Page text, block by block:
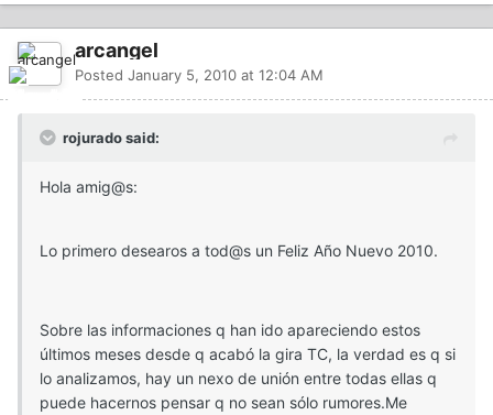
arcangel
Posted January 5, 2010 at 12:04 AM
rojurado said:
Hola amig@s:
Lo primero desearos a tod@s un Feliz Año Nuevo 2010.
Sobre las informaciones q han ido apareciendo estos
últimos meses desde q acabó la gira TC, la verdad es q si
lo analizamos, hay un nexo de unión entre todas ellas q
puede hacernos pensar q no sean sólo rumores.Me